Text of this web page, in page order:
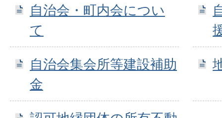
自治会・町内会につい
て
自治会集会所等建設補助
金